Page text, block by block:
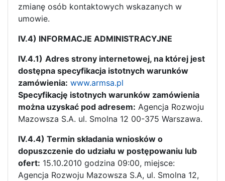
zmianę osób kontaktowych wskazanych w
umowie.
IV.4) INFORMACJE ADMINISTRACYJNE
IV.4.1) Adres strony internetowej, na której jest
dostępna specyfikacja istotnych warunków
zamówienia: www.armsa.pl
Specyfikację istotnych warunków zamówienia
można uzyskać pod adresem: Agencja Rozwoju
Mazowsza S.A. ul. Smolna 12 00-375 Warszawa.
IV.4.4) Termin składania wniosków o
dopuszczenie do udziału w postępowaniu lub
ofert: 15.10.2010 godzina 09:00, miejsce:
Agencja Rozwoju Mazowsza S.A, ul. Smolna 12,